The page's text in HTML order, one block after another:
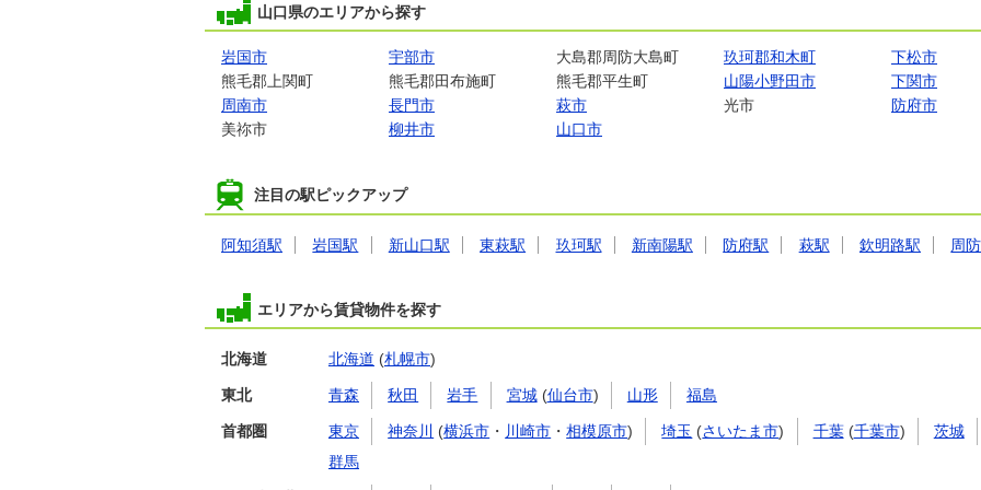
山口県のエリアから探す
岩国市 宇部市 大島郡周防大島町 玖珂郡和木町
下松市
熊毛郡上関町
熊毛郡田布施町 熊毛郡平生町 山陽小野田市
下関市
周南市
長門市 萩市 光市
防府市
美祢市
柳井市 山口市
注目の駅ピックアップ
阿知須駅 岩国駅 新山口駅 東萩駅 玖珂駅 新南陽駅 防府駅 萩駅 欽明路駅 周
エリアから賃貸物件を探す
北海道 北海道 (札幌市)
東北 青森 秋田 岩手 宮城(仙台市) 山形 福島
首都圏 東京 神奈川 (横浜市 ・ 川崎市 ・相模原市) 埼玉 (さいたま市) 千葉(千葉市) 茨城
群馬